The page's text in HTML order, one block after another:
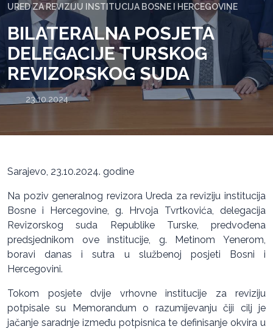
URED ZA REVIZIJU INSTITUCIJA BOSNE I HERCEGOVINE
BILATERALNA POSJETA
DELEGACIJE TURSKOG
REVIZORSKOG SUDA
23.10.2024.
Sarajevo, 23.10.2024. godine
Na poziv generalnog revizora Ureda za reviziju institucija
Bosne i Hercegovine, g. Hrvoja Tvrtkovića, delegacija
Revizorskog suda Republike Turske, predvođena
predsjednikom ove institucije, g. Metinom Yenerom,
boravi danas i sutra u službenoj posjeti Bosni i
Hercegovini.
Tokom posjete dvije vrhovne institucije za reviziju
potpisale su Memorandum o razumijevanju čiji cilj je
jačanje saradnje između potpisnica te definisanje okvira u